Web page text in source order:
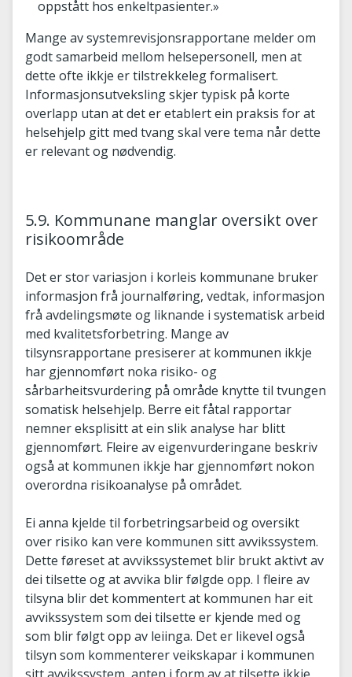
oppstått hos enkeltpasienter.»
Mange av systemrevisjonsrapportane melder om
godt samarbeid mellom helsepersonell, men at
dette ofte ikkje er tilstrekkeleg formalisert.
Informasjonsutveksling skjer typisk på korte
overlapp utan at det er etablert ein praksis for at
helsehjelp gitt med tvang skal vere tema når dette
er relevant og nødvendig.
5.9. Kommunane manglar oversikt over
risikoområde
Det er stor variasjon i korleis kommunane bruker
informasjon frå journalføring, vedtak, informasjon
frå avdelingsmøte og liknande i systematisk arbeid
med kvalitetsforbetring. Mange av
tilsynsrapportane presiserer at kommunen ikkje
har gjennomført noka risiko- og
sårbarheitsvurdering på område knytte til tvungen
somatisk helsehjelp. Berre eit fåtal rapportar
nemner eksplisitt at ein slik analyse har blitt
gjennomført. Fleire av eigenvurderingane beskriv
også at kommunen ikkje har gjennomført nokon
overordna risikoanalyse på området.
Ei anna kjelde til forbetringsarbeid og oversikt
over risiko kan vere kommunen sitt avvikssystem.
Dette føreset at avvikssystemet blir brukt aktivt av
dei tilsette og at avvika blir følgde opp. I fleire av
tilsyna blir det kommentert at kommunen har eit
avvikssystem som dei tilsette er kjende med og
som blir følgt opp av leiinga. Det er likevel også
tilsyn som kommenterer veikskapar i kommunen